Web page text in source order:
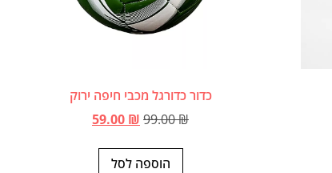
כדור כדורגל מכבי חיפה ירוק
99.00₪
59.00 ₪
הוספה לסל